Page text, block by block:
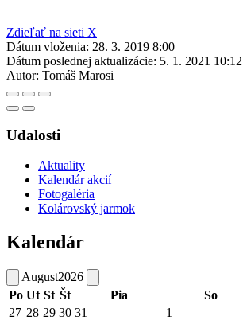
Zdieľať na sieti X
Dátum vloženia: 28. 3. 2019 8:00
Dátum poslednej aktualizácie: 5. 1. 2021 10:12
Autor: Tomáš Marosi
Udalosti
Aktuality
Kalendár akcií
Fotogaléria
Kolárovský jarmok
Kalendár
August2026
Po Ut St Št Pia So
27 28 29 30 31 1